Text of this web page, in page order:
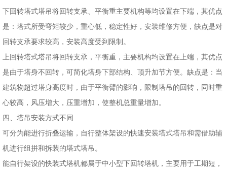
下回转塔式塔吊将回转支承、平衡重主要机构等均设置在下端，其优点
是：塔式所受弯矩较少，重心低，稳定性好，安装维修方便，缺点是对
回转支承要求较高，安装高度受到限制。
上回转塔式塔吊将回转支承，平衡重，主要机构均设置在上端，其优点
是由于塔身不回转，可简化塔身下部结构、顶升加节方便。缺点是：当
建筑物超过塔身高度时，由于平衡臂的影响，限制塔吊的回转，同时重
心较高，风压增大，压重增加，使整机总重量增加。
四、塔吊安装方式不同
可分为能进行折叠运输，自行整体架设的快速安装塔式塔吊和需借助辅
机进行组拼和拆装的塔式塔吊。
能自行架设的快装式塔机都属于中小型下回转塔机，主要用于工期短，